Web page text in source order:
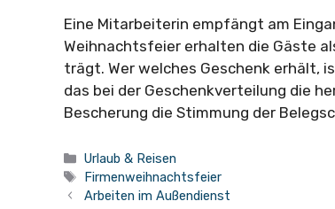
Eine Mitarbeiterin empfängt am
Weihnachtsfeier erhalten die Gäste
trägt. Wer welches Geschenk erhält,
das bei der Geschenkverteilung die
Bescherung die Stimmung der
Kategorien
Urlaub & Reisen
Schlagwörter
Firmenweihnachtsfeier
Arbeiten im Außendienst